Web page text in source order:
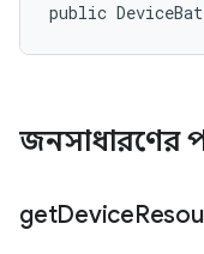
public
জনসাধারণের
getDevice